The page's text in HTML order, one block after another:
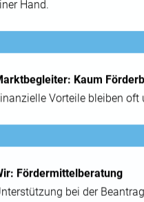
Hand.
Kaum
Vor­teile bleiben oft
Förder­mittelberatung
bei der